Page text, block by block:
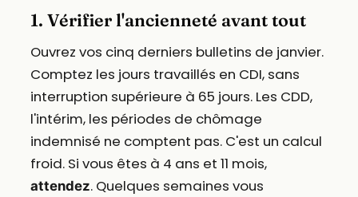
1. Vérifier l'ancienneté avant tout
Ouvrez vos cinq derniers bulletins de janvier.
Comptez les jours travaillés en CDI, sans
interruption supérieure à 65 jours. Les CDD,
l'intérim, les périodes de chômage
indemnisé ne comptent pas. C'est un calcul
froid. Si vous êtes à 4 ans et 11 mois,
attendez. Quelques semaines vous